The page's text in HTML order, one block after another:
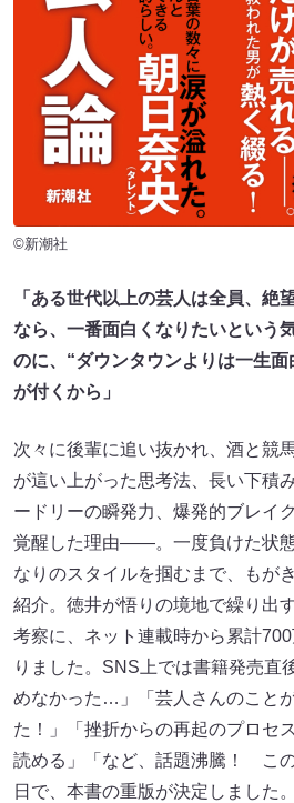
©新潮社
「ある世代以上の芸人は全員、絶
なら、一番面白くなりたいという
のに、“ダウンタウンよりは一生
が付くから」
次々に後輩に追い抜かれ、酒と競
が這い上がった思考法、長い下積
ードリーの瞬発力、爆発的ブレイ
覚醒した理由――。一度負けた状
なりのスタイルを掴むまで、もが
紹介。徳井が悟りの境地で繰り出
考察に、ネット連載時から累計
りました。SNS上では書籍発売直
めなかった…」「芸人さんのこと
た！」「挫折からの再起のプロセ
読める」「など、話題沸騰！ こ
日で、本書の重版が決定しました。